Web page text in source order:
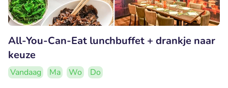
All-You-Can-Eat lunchbuffet + drankje naar
keuze
Vandaag Ma Wo
Do